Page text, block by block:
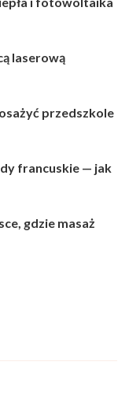
laserową
przedszkole
francuskie — jak
gdzie masaż